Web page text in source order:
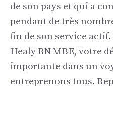
de son pays et qui a
pendant de très
fin de son service
Healy RN MBE, votre
importante dans un
entreprenons tous.